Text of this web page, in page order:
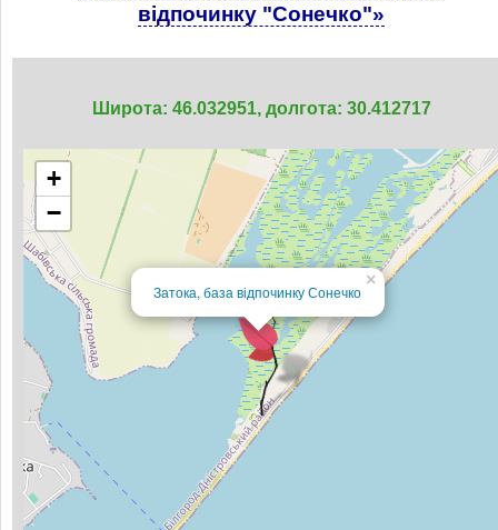
відпочинку "Сонечко"»
Широта: 46.032951, долгота: 30.412717
Затока, база відпочинку Сонечко
×
+
−